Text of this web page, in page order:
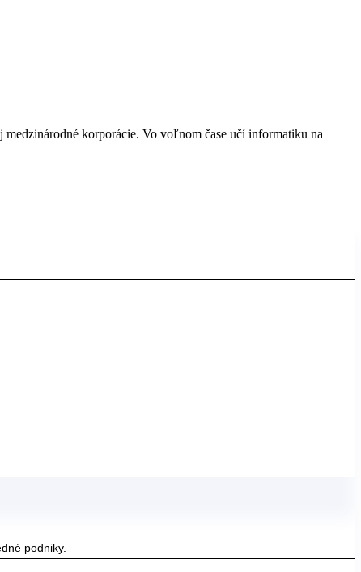
korporácie. Vo voľnom čase učí informatiku na
podniky.